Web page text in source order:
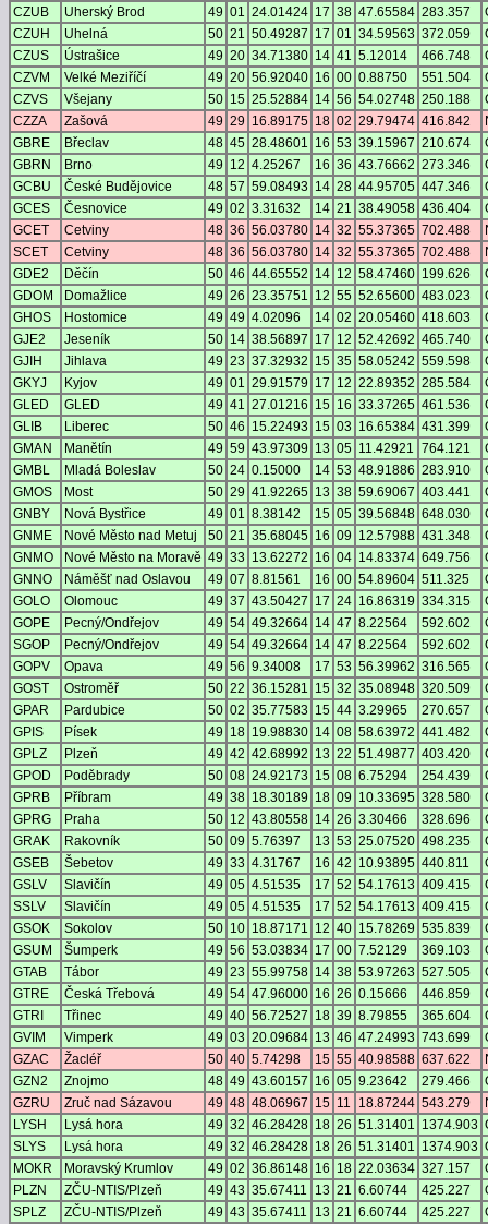
CZUB
Uherský Brod 49 01 24.01424 17 38 47.65584 283.357
CZUH
Uhelná 50 21 50.49287 17 01 34.59563 372.059
CZUS
Ústrašice 49 20 34.71380 14 41 5.12014 466.748
CZVM
Velké Meziříčí 49 20 56.92040 16 00 0.88750 551.504
CZVS
Všejany 50 15 25.52884 14 56 54.02748 250.188
CZZA
Zašová 49 29 16.89175 18 02 29.79474 416.842
GBRE
Břeclav 48 45 28.48601 16 53 39.15967 210.674
GBRN
Brno 49 12 4.25267 16 36 43.76662 273.346
GCBU
České Budějovice 48 57 59.08493 14 28 44.95705 447.346
GCES
Česnovice 49 02 3.31632 14 21 38.49058 436.404
GCET
Cetviny 48 36 56.03780 14 32 55.37365 702.488
SCET
Cetviny 48 36 56.03780 14 32 55.37365 702.488
GDE2
Děčín 50 46 44.65552 14 12 58.47460 199.626
GDOM
Domažlice 49 26 23.35751 12 55 52.65600 483.023
GHOS
Hostomice 49 49 4.02096 14 02 20.05460 418.603
GJE2
Jeseník 50 14 38.56897 17 12 52.42692 465.740
GJIH
Jihlava 49 23 37.32932 15 35 58.05242 559.598
GKYJ
Kyjov 49 01 29.91579 17 12 22.89352 285.584
GLED
GLED 49 41 27.01216 15 16 33.37265 461.536
GLIB
Liberec 50 46 15.22493 15 03 16.65384 431.399
GMAN
Manětín 49 59 43.97309 13 05 11.42921 764.121
GMBL
Mladá Boleslav 50 24 0.15000 14 53 48.91886 283.910
GMOS
Most 50 29 41.92265 13 38 59.69067 403.441
GNBY
Nová Bystřice 49 01 8.38142 15 05 39.56848 648.030
GNME
Nové Město nad Metuj 50 21 35.68045 16 09 12.57988 431.348
GNMO
Nové Město na Moravě 49 33 13.62272 16 04 14.83374 649.756
GNNO
Náměšť nad Oslavou 49 07 8.81561 16 00 54.89604 511.325
GOLO
Olomouc 49 37 43.50427 17 24 16.86319 334.315
GOPE
Pecný/Ondřejov 49 54 49.32664 14 47 8.22564 592.602
SGOP
Pecný/Ondřejov 49 54 49.32664 14 47 8.22564 592.602
GOPV
Opava 49 56 9.34008 17 53 56.39962 316.565
GOST
Ostroměř 50 22 36.15281 15 32 35.08948 320.509
GPAR
Pardubice 50 02 35.77583 15 44 3.29965 270.657
GPIS
Písek 49 18 19.98830 14 08 58.63972 441.482
GPLZ
Plzeň 49 42 42.68992 13 22 51.49877 403.420
GPOD
Poděbrady 50 08 24.92173 15 08 6.75294 254.439
GPRB
Příbram 49 38 18.30189 18 09 10.33695 328.580
GPRG
Praha 50 12 43.80558 14 26 3.30466 328.696
GRAK
Rakovník 50 09 5.76397 13 53 25.07520 498.235
GSEB
Šebetov 49 33 4.31767 16 42 10.93895 440.811
GSLV
Slavičín 49 05 4.51535 17 52 54.17613 409.415
SSLV
Slavičín 49 05 4.51535 17 52 54.17613 409.415
GSOK
Sokolov 50 10 18.87171 12 40 15.78269 535.839
GSUM
Šumperk 49 56 53.03834 17 00 7.52129 369.103
GTAB
Tábor 49 23 55.99758 14 38 53.97263 527.505
GTRE
Česká Třebová 49 54 47.96000 16 26 0.15666 446.859
GTRI
Třinec 49 40 56.72527 18 39 8.79855 365.604
GVIM
Vimperk 49 03 20.09684 13 46 47.24993 743.699
GZAC
Žacléř 50 40 5.74298 15 55 40.98588 637.622
GZN2
Znojmo 48 49 43.60157 16 05 9.23642 279.466
GZRU
Zruč nad Sázavou 49 48 48.06967 15 11 18.87244 543.279
LYSH
Lysá hora 49 32 46.28428 18 26 51.31401 1374.903
SLYS
Lysá hora 49 32 46.28428 18 26 51.31401 1374.903
MOKR
Moravský Krumlov 49 02 36.86148 16 18 22.03634 327.157
PLZN
ZČU-NTIS/Plzeň 49 43 35.67411 13 21 6.60744 425.227
SPLZ
ZČU-NTIS/Plzeň 49 43 35.67411 13 21 6.60744 425.227